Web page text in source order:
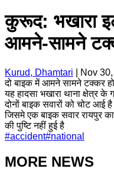
कुरूद: भखारा
आमने-सामने
Kurud, Dhamtari
Nov
दो बाइक में आमने सामने टक्कर
यह हादसा भखारा थाना क्षेत्र
दोनों बाइक सवारों को चोट आई
जिसमे एक बाइक सवार रायपुर
की पुष्टि नहीं हुई है
#accident#national
MORE NEWS